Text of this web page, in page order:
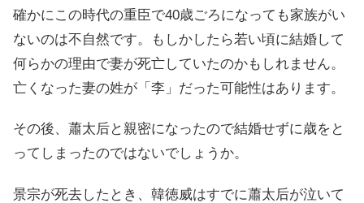
確かにこの時代の重臣で40歳ごろになっても家族がい
ないのは不自然です。もしかしたら若い頃に結婚して
何らかの理由で妻が死亡していたのかもしれません。
亡くなった妻の姓が「李」だった可能性はあります。
その後、蕭太后と親密になったので結婚せずに歳をと
ってしまったのではないでしょうか。
景宗が死去したとき、韓徳威はすでに蕭太后が泣いて